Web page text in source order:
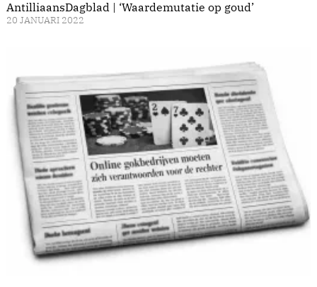
AntilliaansDagblad | ‘Waardemutatie op goud’
20 JANUARI 2022